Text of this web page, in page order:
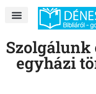
Szolgálunk
egyházi